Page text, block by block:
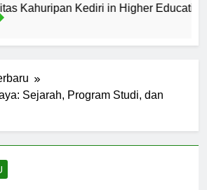
Kediri in Higher Education
Sejarah, Program Studi, dan